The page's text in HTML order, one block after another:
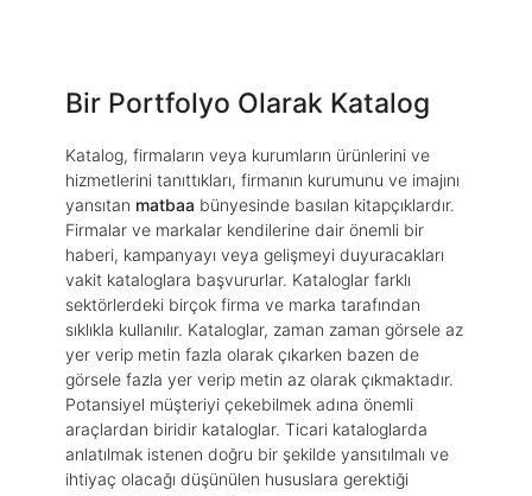
Bir Portfolyo Olarak Katalog
Katalog, firmaların veya kurumların ürünlerini ve
hizmetlerini tanıttıkları, firmanın kurumunu ve imajını
yansıtan matbaa bünyesinde basılan kitapçıklardır.
Firmalar ve markalar kendilerine dair önemli bir
haberi, kampanyayı veya gelişmeyi duyuracakları
vakit kataloglara başvururlar. Kataloglar farklı
sektörlerdeki birçok firma ve marka tarafından
sıklıkla kullanılır. Kataloglar, zaman zaman görsele az
yer verip metin fazla olarak çıkarken bazen de
görsele fazla yer verip metin az olarak çıkmaktadır.
Potansiyel müşteriyi çekebilmek adına önemli
araçlardan biridir kataloglar. Ticari kataloglarda
anlatılmak istenen doğru bir şekilde yansıtılmalı ve
ihtiyaç olacağı düşünülen hususlara gerektiği